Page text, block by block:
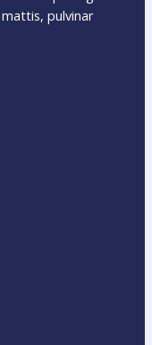
pulvinar